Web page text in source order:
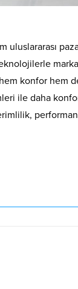
uluslararası
konfor hem
ile daha